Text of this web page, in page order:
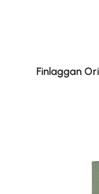
Average rating
Finlaggan